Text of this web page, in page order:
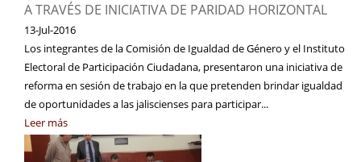
A TRAVÉS DE INICIATIVA DE PARIDAD HORIZONTAL
13-Jul-2016
Los integrantes de la Comisión de Igualdad de Género y el Instituto
Electoral de Participación Ciudadana, presentaron una iniciativa de
reforma en sesión de trabajo en la que pretenden brindar igualdad
de oportunidades a las jaliscienses para participar...
Leer más